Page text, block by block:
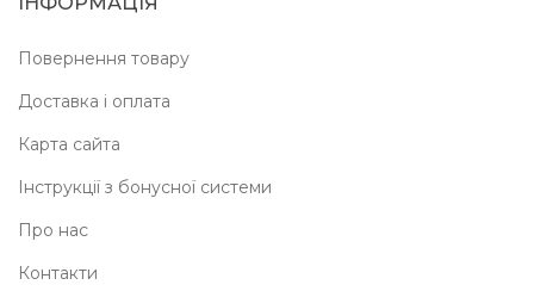
Повернення товару
Доставка і оплата
Карта сайта
Інструкції з бонусної системи
Про нас
Контакти